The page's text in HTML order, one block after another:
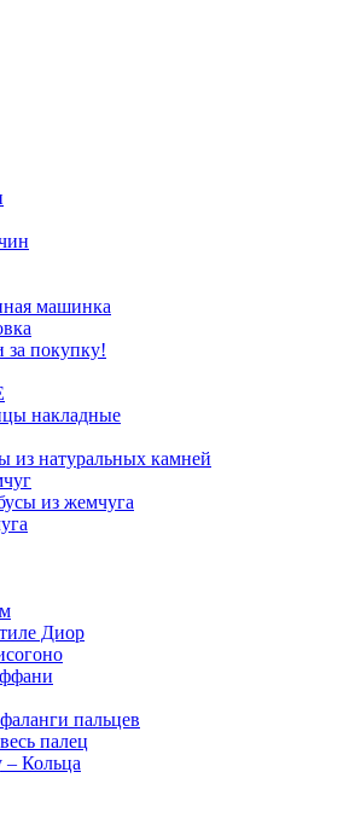
машинка
покупку!
накладные
из натуральных камней
из жемчуга
Диор
пальцев
палец
Кольца